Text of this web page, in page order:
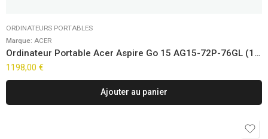
ORDINATEURS PORTABLES
Marque: ACER
Ordinateur Portable Acer Aspire Go 15 AG15-72P-76GL (15,6″)
1198,00 €
Ajouter au panier